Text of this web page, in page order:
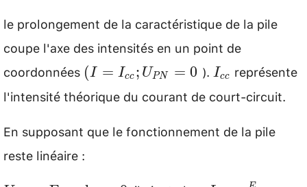
le prolongement de la caractéristique de la pile
coupe l'axe des intensités en un point de
coordonnées \left(I=I_{c
c} ; U_{P
N}=0\right.
(I = Icc ; UPN = 0 ).I_{c
Icc représente
l'intensité théorique du courant de court-circuit.
En supposant que le fonctionnement de la pile
reste linéaire :